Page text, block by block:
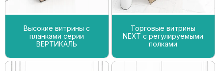
Высокие витрины с
планками серии
ВЕРТИКАЛЬ
Торговые витрины
NEXT с регулируемыми
полками